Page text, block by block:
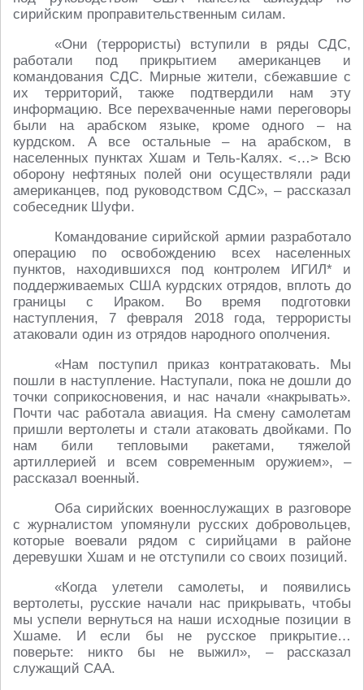
сирийским проправительственным силам.
«Они (террористы) вступили в ряды СДС,
работали под прикрытием американцев и
командования СДС. Мирные жители, сбежавшие с
их территорий, также подтвердили нам эту
информацию. Все перехваченные нами переговоры
были на арабском языке, кроме одного – на
курдском. А все остальные – на арабском, в
населенных пунктах Хшам и Тель-Калях. <…> Всю
оборону нефтяных полей они осуществляли ради
американцев, под руководством СДС», – рассказал
собеседник Шуфи.
Командование сирийской армии разработало
операцию по освобождению всех населенных
пунктов, находившихся под контролем ИГИЛ* и
поддерживаемых США курдских отрядов, вплоть до
границы с Ираком. Во время подготовки
наступления, 7 февраля 2018 года, террористы
атаковали один из отрядов народного ополчения.
«Нам поступил приказ контратаковать. Мы
пошли в наступление. Наступали, пока не дошли до
точки соприкосновения, и нас начали «накрывать».
Почти час работала авиация. На смену самолетам
пришли вертолеты и стали атаковать двойками. По
нам били тепловыми ракетами, тяжелой
артиллерией и всем современным оружием», –
рассказал военный.
Оба сирийских военнослужащих в разговоре
с журналистом упомянули русских добровольцев,
которые воевали рядом с сирийцами в районе
деревушки Хшам и не отступили со своих позиций.
«Когда улетели самолеты, и появились
вертолеты, русские начали нас прикрывать, чтобы
мы успели вернуться на наши исходные позиции в
Хшаме. И если бы не русское прикрытие…
поверьте: никто бы не выжил», – рассказал
служащий САА.